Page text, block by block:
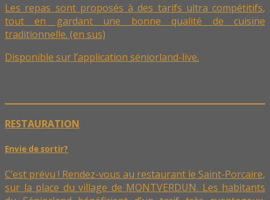
Les repas sont proposés à des tarifs ultra compétitifs,
tout en gardant une bonne qualité de cuisine
traditionnelle. (en sus)
Disponible sur l’application séniorland-live.
RESTAURATION
Envie de sortir?
C’est prévu ! Rendez-vous au restaurant le Saint-Porcaire,
sur la place du village de MONTVERDUN. Les habitants